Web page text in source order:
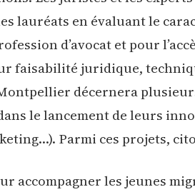
lauréats en évaluant le
d’avocat et pour
faisabilité juridique,
décernera
le lancement de leurs
Parmi ces projets,
accompagner les jeunes